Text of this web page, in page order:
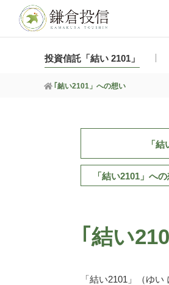
投資信託「結い 2101」
｢結い2101」への想い
「結
「結い2101」 へ
｢結い
「結い2101」（ゆ